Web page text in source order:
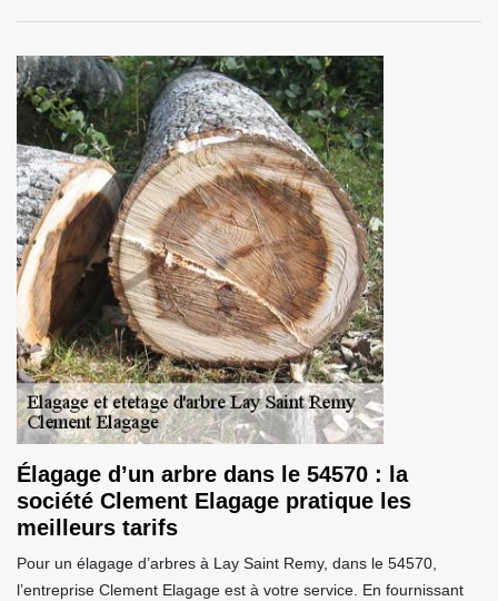
Élagage d’un arbre dans le 54570 : la
société Clement Elagage pratique les
meilleurs tarifs
Pour un élagage d’arbres à Lay Saint Remy, dans le 54570,
l’entreprise Clement Elagage est à votre service. En fournissant